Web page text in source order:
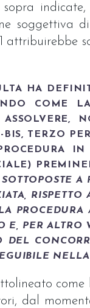
soggettiva
HA
COME
BIS, TERZO
PER ALTRO
DEL
dal